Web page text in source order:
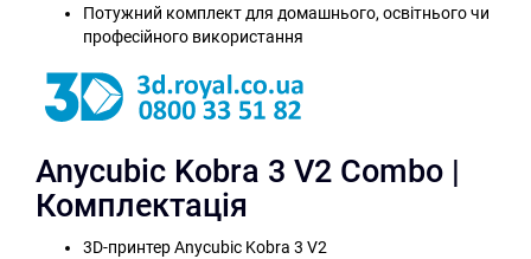
Потужний комплект для домашнього, освітнього чи
професійного використання
Anycubic Kobra 3 V2 Combo |
Комплектація
3D-принтер Anycubic Kobra 3 V2